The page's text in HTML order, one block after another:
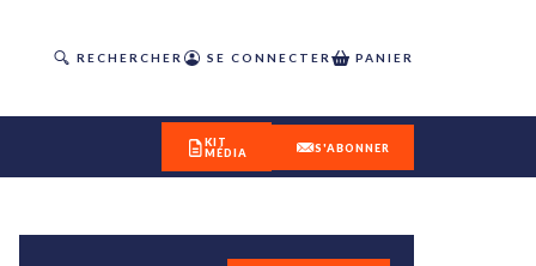
RECHERCHER SE CONNECTER PANIER
KIT
MÉDIA
S'ABONNER